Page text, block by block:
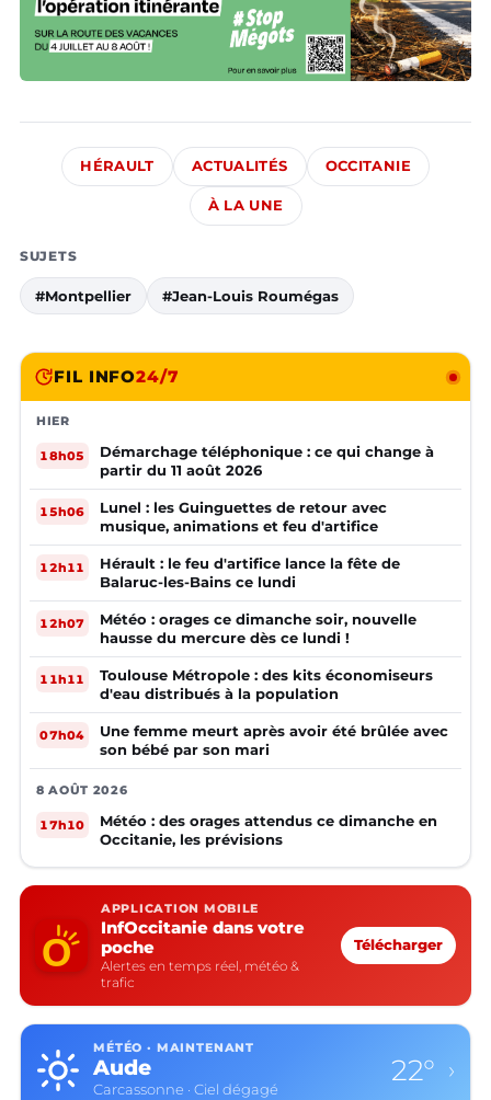
HÉRAULT ACTUALITÉS OCCITANIE
À LA UNE
SUJETS
#Montpellier #Jean-Louis Roumégas
FIL INFO24/7
HIER
18h05
Démarchage téléphonique : ce qui change à
partir du 11 août 2026
15h06
Lunel : les Guinguettes de retour avec
musique, animations et feu d'artifice
12h11
Hérault : le feu d'artifice lance la fête de
Balaruc-les-Bains ce lundi
12h07
Météo : orages ce dimanche soir, nouvelle
hausse du mercure dès ce lundi !
11h11
Toulouse Métropole : des kits économiseurs
d'eau distribués à la population
07h04
Une femme meurt après avoir été brûlée avec
son bébé par son mari
8 AOÛT 2026
17h10
Météo : des orages attendus ce dimanche en
Occitanie, les prévisions
APPLICATION MOBILE
InfOccitanie dans votre
poche
Alertes en temps réel, météo &
trafic
Télécharger
MÉTÉO · MAINTENANT
Aveyron
Rodez · Couvert
18° ›